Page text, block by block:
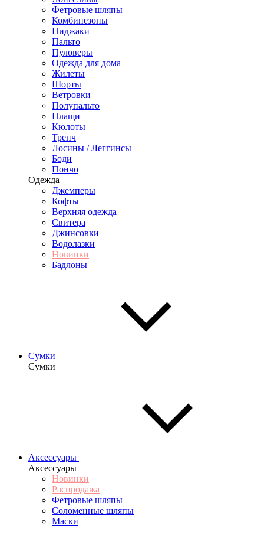
Фетровые шляпы
Комбинезоны
Пиджаки
Пальто
Пуловеры
Одежда для дома
Жилеты
Шорты
Ветровки
Полупальто
Плащи
Кюлоты
Тренч
Лосины / Леггинсы
Боди
Пончо
Одежда
Джемперы
Кофты
Верхняя одежда
Свитера
Джинсовки
Водолазки
Новинки
Бадлоны
Сумки
Сумки
Аксессуары
Аксессуары
Новинки
Распродажа
Фетровые шляпы
Соломенные шляпы
Маски